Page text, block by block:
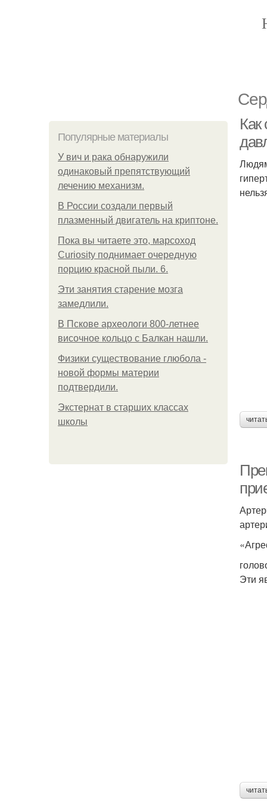
Популярные материалы
У вич и рака обнаружили
одинаковый препятствующий
лечению механизм.
В России создали первый
плазменный двигатель на криптоне.
Пока вы читаете это, марсоход
Curiosity поднимает очередную
порцию красной пыли. 6.
Эти занятия старение мозга
замедлили.
В Пскове археологи 800-летнее
височное кольцо с Балкан нашли.
Физики существование глюбола -
новой формы материи
подтвердили.
Экстернат в старших классах
школы
Как
Эти